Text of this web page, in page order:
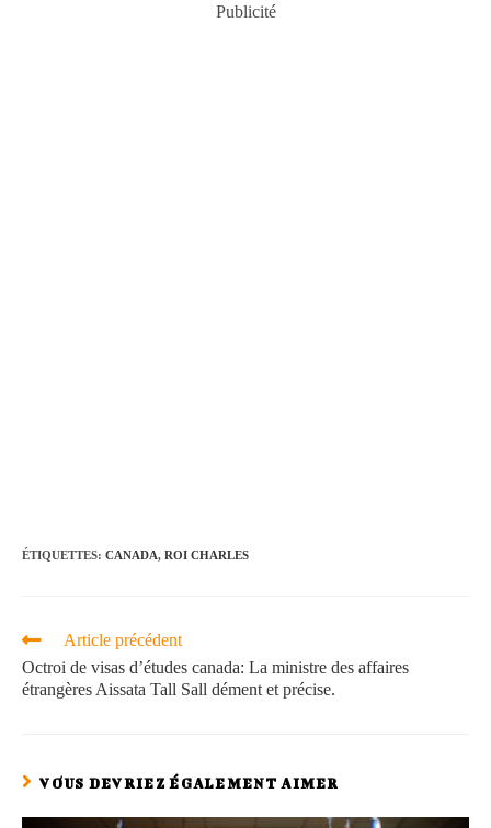
Publicité
ÉTIQUETTES: CANADA, ROI CHARLES
Article précédent
Octroi de visas d’études canada: La ministre des affaires
étrangères Aissata Tall Sall dément et précise.
VOUS DEVRIEZ ÉGALEMENT AIMER